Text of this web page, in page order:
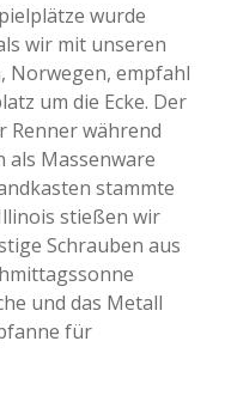
wurde
wir mit unseren
Norwegen, empfahl
um die Ecke. Der
Renner während
als Massenware
stammte
stießen wir
Schrauben aus
und das Metall
für